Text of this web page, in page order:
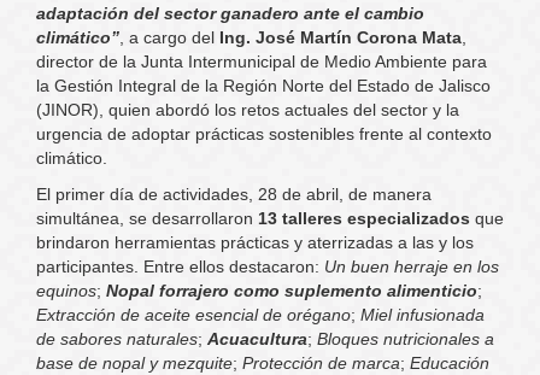
adaptación del sector ganadero ante el cambio
climático” , a cargo del Ing. José Martín Corona Mata
director de la Junta Intermunicipal de Medio Ambiente para
la Gestión Integral de la Región Norte del Estado de Jalisco
(JINOR), quien abordó los retos actuales del sector y la
urgencia de adoptar prácticas sostenibles frente al contexto
climático.
El primer día de actividades, 28 de abril, de manera
simultánea, se desarrollaron 13 talleres especializados que
brindaron herramientas prácticas y aterrizadas a las y los
participantes. Entre ellos destacaron: Un buen herraje en los
equinos; Nopal forrajero como suplemento alimenticio;
Extracción de aceite esencial de orégano; Miel infusionada
de sabores naturales; Acuacultura; Bloques nutricionales a
base de nopal y mezquite; Protección de marca; Educación